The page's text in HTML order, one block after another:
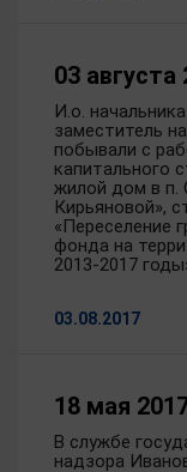
03 августа
И.о.
заместитель
побывали с
капитального
жилой дом в п.
Кирьяновой»,
«Переселение
фонда на
2013-2017
03.08.2017
18 мая
В службе
надзора